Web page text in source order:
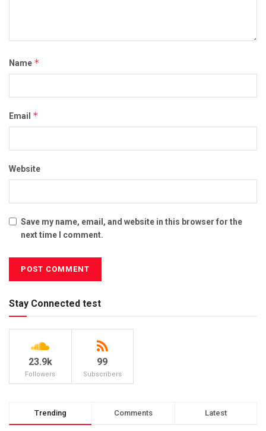
Name *
Email *
Website
Save my name, email, and website in this browser for the
next time I comment.
Stay Connected test
23.9k
Followers
99
Subscribers
Trending Comments Latest